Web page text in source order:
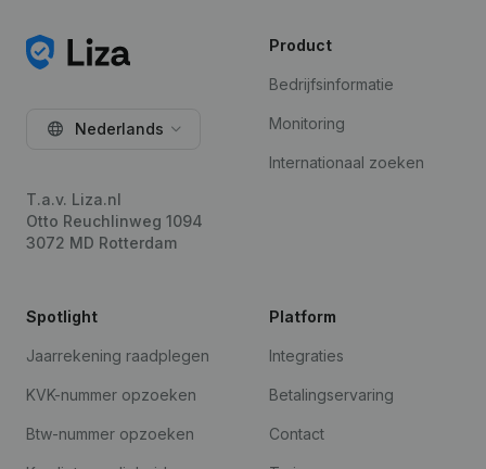
Nederlands
T.a.v. Liza.nl
Otto Reuchlinweg 1094
3072 MD Rotterdam
Product
Bedrijfsinformatie
Monitoring
Internationaal zoeken
Spotlight
Jaarrekening raadplegen
KVK-nummer opzoeken
Btw-nummer opzoeken
Platform
Integraties
Betalingservaring
Contact